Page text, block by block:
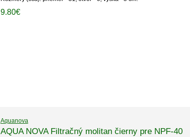
9.80€
Aquanova
AQUA NOVA Filtračný molitan čierny pre NPF-40